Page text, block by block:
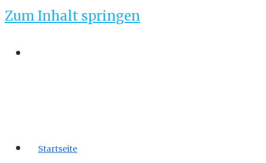
Zum Inhalt springen
Startseite